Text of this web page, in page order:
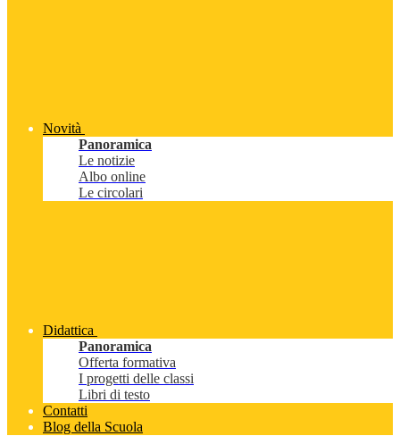
Novità
Panoramica
Le notizie
Albo online
Le circolari
Didattica
Panoramica
Offerta formativa
I progetti delle classi
Libri di testo
Contatti
Blog della Scuola